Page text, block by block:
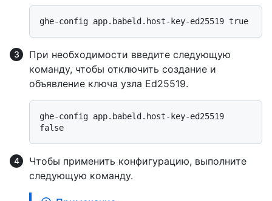
При необходимости введите следующую
команду, чтобы отключить создание и
объявление ключа узла Ed25519.
ghe-config app.babeld.host-key-ed25519
Чтобы применить конфигурацию, выполните
следующую команду.